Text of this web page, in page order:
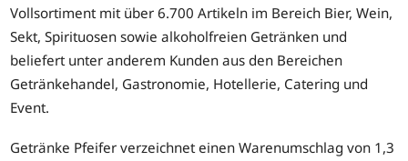
Vollsortiment mit über 6.700 Artikeln im Bereich Bier, Wein,
Sekt, Spirituosen sowie alkoholfreien Getränken und
beliefert unter anderem Kunden aus den Bereichen
Getränkehandel, Gastronomie, Hotellerie, Catering und
Event.
Getränke Pfeifer verzeichnet einen Warenumschlag von 1,3